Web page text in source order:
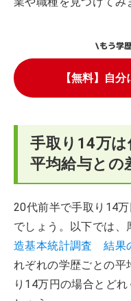
\もう学
【無料】自
手取り14万
平均給与との
20代前半で手取り14
でしょう。以下では、
造基本統計調査 結果
れぞれの学歴ごとの平
り14万円の場合とど